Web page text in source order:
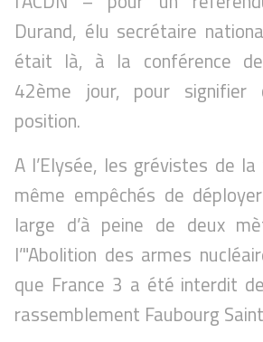
Durand, élu secrétaire
était là, à la conférence
42ème jour, pour
position.
A l’Elysée, les grévistes de
même empêchés de
large d’à peine de deux
l’"Abolition des armes
que France 3 a été interdit
rassemblement Faubourg